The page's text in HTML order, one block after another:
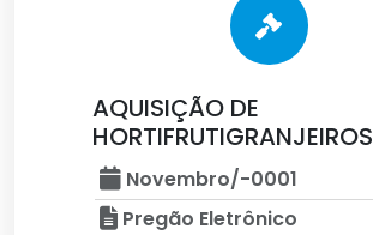
AQUISIÇÃO DE
HORTIFRUTIGRANJEIROS
Novembro/-0001
Pregão Eletrônico